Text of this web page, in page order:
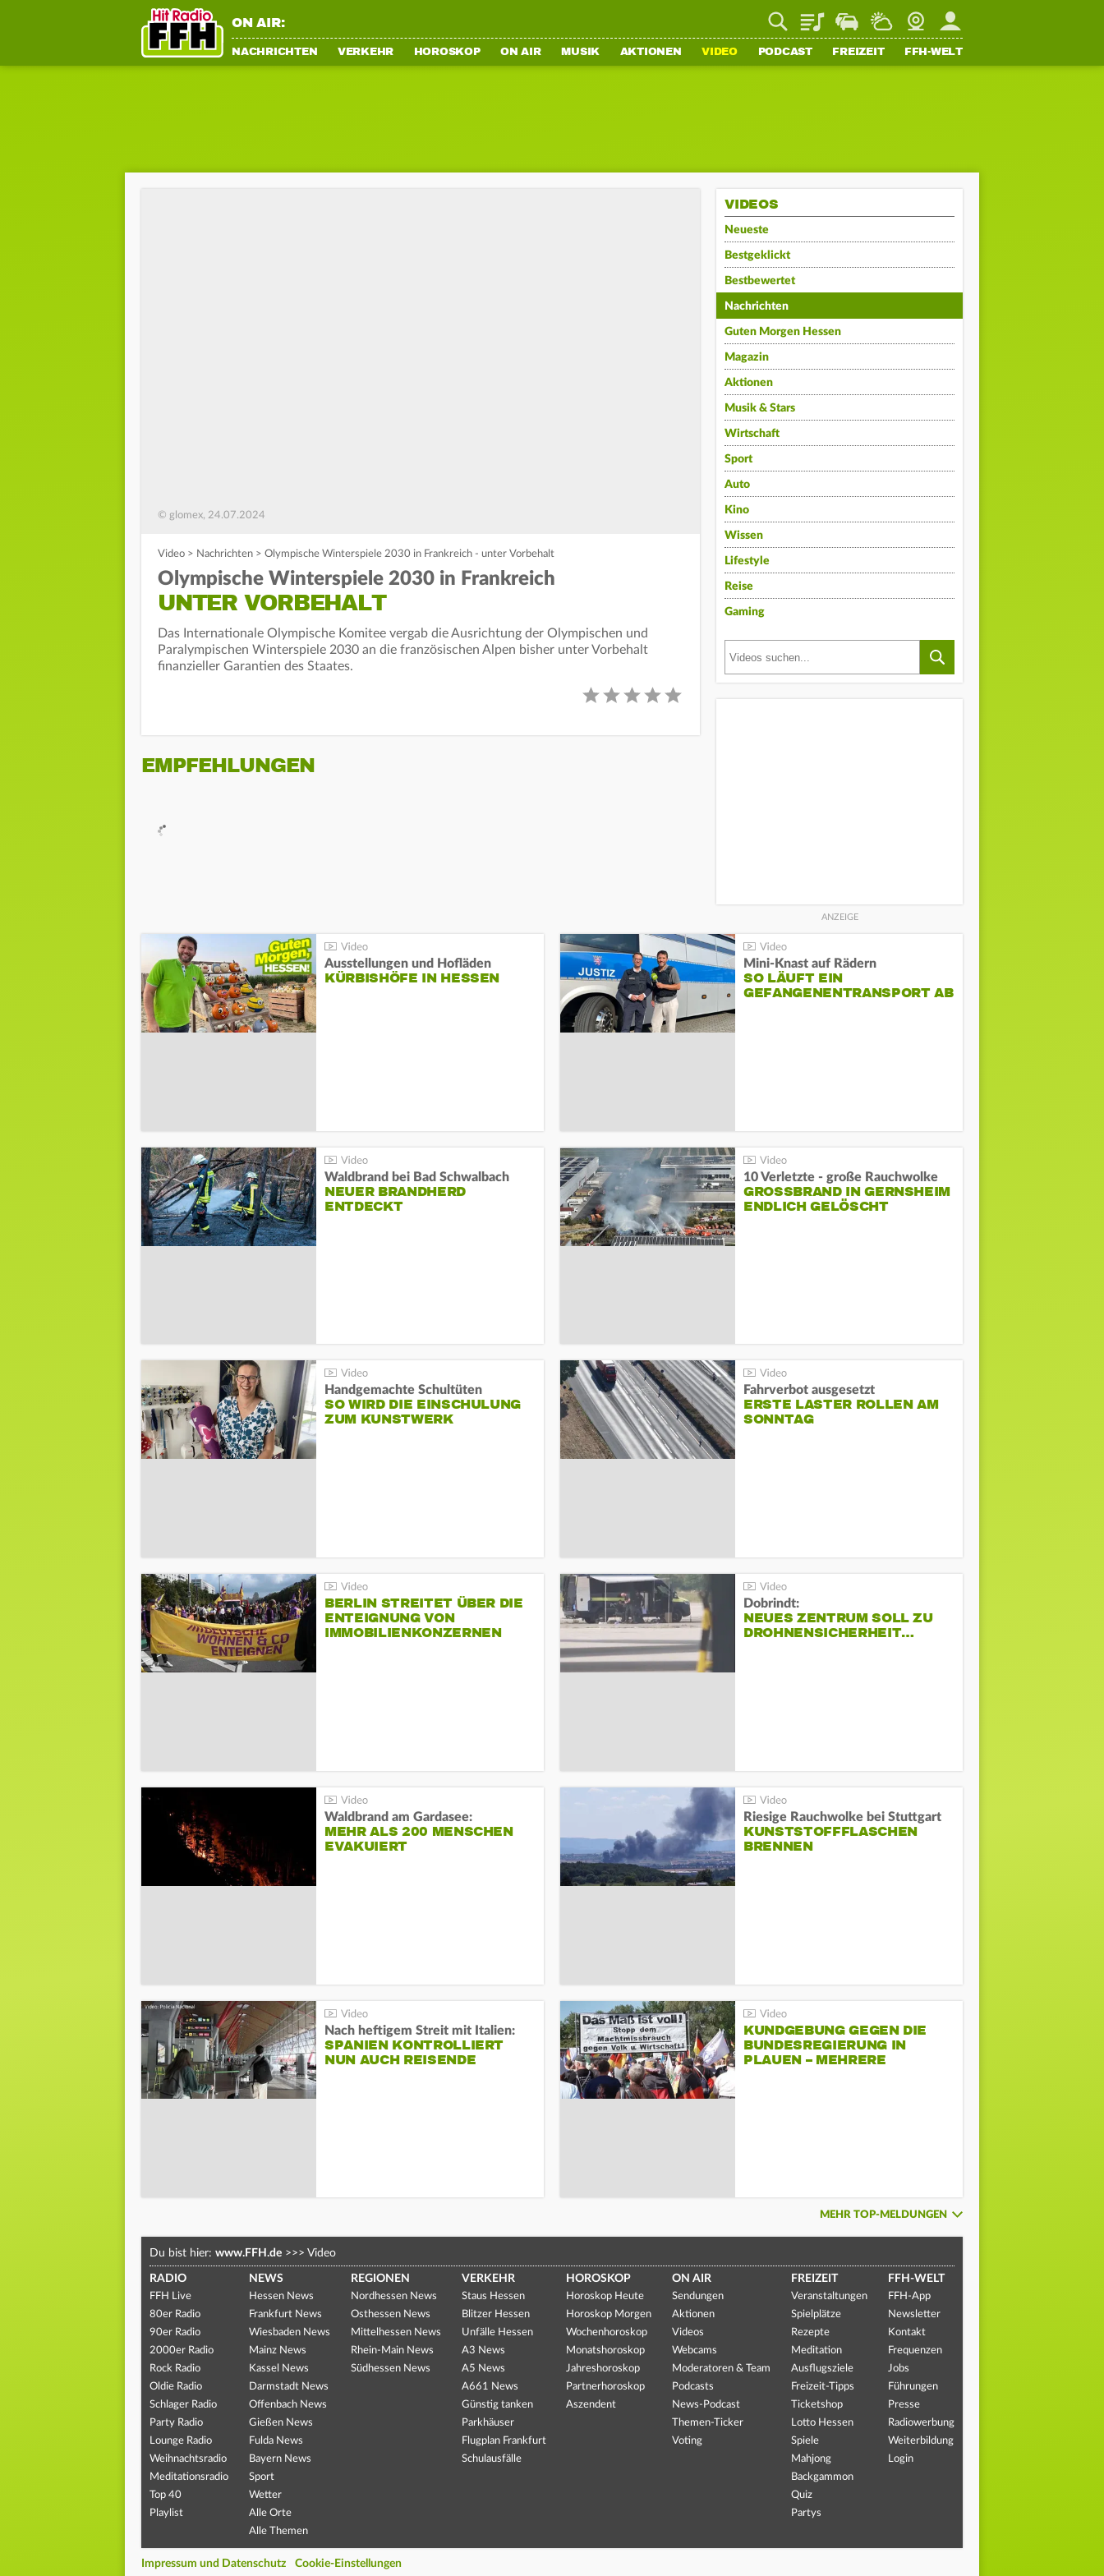
ON AIR: PlaylistStaupilotWetterWebcamMein FFH
NACHRICHTEN VERKEHR HOROSKOP ON AIR MUSIK AKTIONEN VIDEO PODCAST FREIZEIT FFH-WELT
© glomex, 24.07.2024
Video > Nachrichten > Olympische Winterspiele 2030 in Frankreich - unter Vorbehalt
Olympische Winterspiele 2030 in Frankreich
UNTER VORBEHALT
Das Internationale Olympische Komitee vergab die Ausrichtung der Olympischen und
Paralympischen Winterspiele 2030 an die französischen Alpen bisher unter Vorbehalt
finanzieller Garantien des Staates.
EMPFEHLUNGEN
VIDEOS
Neueste
Bestgeklickt
Bestbewertet
Nachrichten
Guten Morgen Hessen
Magazin
Aktionen
Musik & Stars
Wirtschaft
Sport
Auto
Kino
Wissen
Lifestyle
Reise
Gaming
Ausstellungen und Hofläden
KÜRBISHÖFE IN HESSEN
Mini-Knast auf Rädern
SO LÄUFT EIN
GEFANGENENTRANSPORT AB
Waldbrand bei Bad Schwalbach
NEUER BRANDHERD
ENTDECKT
10 Verletzte - große Rauchwolke
GROSSBRAND IN GERNSHEIM E
NDLICH GELÖSCHT
Handgemachte Schultüten
SO WIRD DIE EINSCHULUNG
ZUM KUNSTWERK
Fahrverbot ausgesetzt
ERSTE LASTER ROLLEN AM
SONNTAG
BERLIN STREITET ÜBER DIE
ENTEIGNUNG VON
IMMOBILIENKONZERNEN
Dobrindt:
NEUES ZENTRUM SOLL ZU
DROHNENSICHERHEIT…
Waldbrand am Gardasee:
MEHR ALS 200 MENSCHEN
EVAKUIERT
Riesige Rauchwolke bei Stuttgart
KUNSTSTOFFFLASCHEN
BRENNEN
Nach heftigem Streit mit Italien:
SPANIEN KONTROLLIERT
NUN AUCH REISENDE
KUNDGEBUNG GEGEN DIE
BUNDESREGIERUNG IN
PLAUEN – MEHRERE
MEHR TOP-MELDUNGEN
Du bist hier: www.FFH.de >>> Video
RADIO
FFH Live
80er Radio
90er Radio
2000er Radio
Rock Radio
Oldie Radio
Schlager Radio
Party Radio
Lounge Radio
Weihnachtsradio
Meditationsradio
Top 40
Playlist
NEWS
Hessen News
Frankfurt News
Wiesbaden News
Mainz News
Kassel News
Darmstadt News
Offenbach News
Gießen News
Fulda News
Bayern News
Sport
Wetter
Alle Orte
Alle Themen
REGIONEN
Nordhessen News
Osthessen News
Mittelhessen News
Rhein-Main News
Südhessen News
VERKEHR
Staus Hessen
Blitzer Hessen
Unfälle Hessen
A3 News
A5 News
A661 News
Günstig tanken
Parkhäuser
Flugplan Frankfurt
Schulausfälle
HOROSKOP
Horoskop Heute
Horoskop Morgen
Wochenhoroskop
Monatshoroskop
Jahreshoroskop
Partnerhoroskop
Aszendent
ON AIR
Sendungen
Aktionen
Videos
Webcams
Moderatoren & Team
Podcasts
News-Podcast
Themen-Ticker
Voting
FREIZEIT
Veranstaltungen
Spielplätze
Rezepte
Meditation
Ausflugsziele
Freizeit-Tipps
Ticketshop
Lotto Hessen
Spiele
Mahjong
Backgammon
Quiz
Partys
FFH-WELT
FFH-App
Newsletter
Kontakt
Frequenzen
Jobs
Führungen
Presse
Radiowerbung
Weiterbildung
Login
Impressum und Datenschutz Cookie-Einstellungen